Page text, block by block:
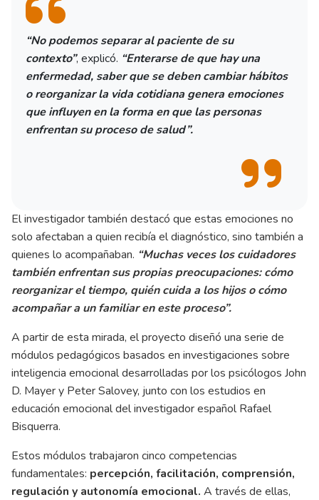
“No podemos separar al paciente de su
contexto”, explicó. “Enterarse de que hay una
enfermedad, saber que se deben cambiar hábitos
o reorganizar la vida cotidiana genera emociones
que influyen en la forma en que las personas
enfrentan su proceso de salud”.
El investigador también destacó que estas emociones no
solo afectaban a quien recibía el diagnóstico, sino también a
quienes lo acompañaban. “Muchas veces los cuidadores
también enfrentan sus propias preocupaciones: cómo
reorganizar el tiempo, quién cuida a los hijos o cómo
acompañar a un familiar en este proceso”.
A partir de esta mirada, el proyecto diseñó una serie de
módulos pedagógicos basados en investigaciones sobre
inteligencia emocional desarrolladas por los psicólogos John
D. Mayer y Peter Salovey, junto con los estudios en
educación emocional del investigador español Rafael
Bisquerra.
Estos módulos trabajaron cinco competencias
fundamentales: percepción, facilitación, comprensión,
regulación y autonomía emocional. A través de ellas,